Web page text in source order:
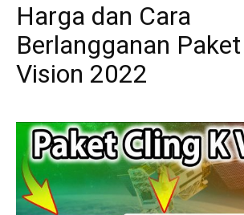
Harga dan Cara
Berlangganan
Vision 2022